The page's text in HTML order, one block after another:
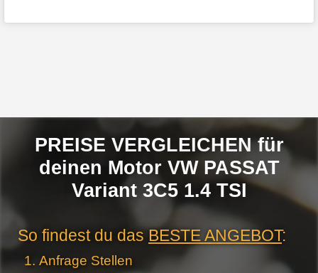
PREISE VERGLEICHEN für
deinen Motor VW PASSAT
Variant 3C5 1.4 TSI
So findest du dasBESTE ANGEBOT:
Anfrage Stellen